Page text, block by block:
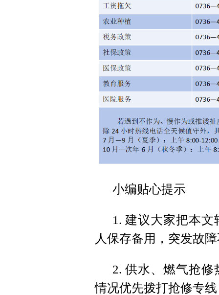
小编贴心提示
1. 建议大家把本
人保存备用，突发故
2. 供水、燃气抢
情况优先拨打抢修专